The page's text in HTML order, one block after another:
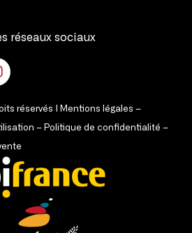
réseaux sociaux
réservés | Mentions légales –
– Politique de confidentialité –